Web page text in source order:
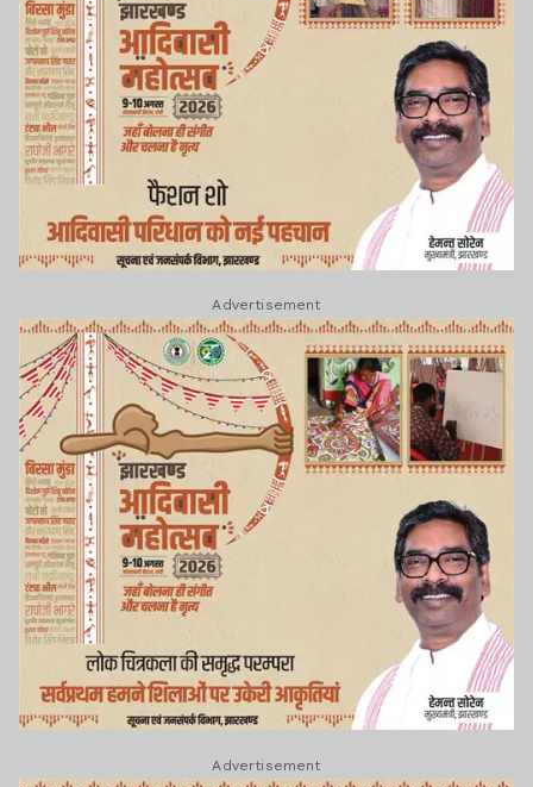
Advertisement
Advertisement